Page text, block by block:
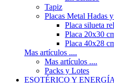
Tapiz
Placas Metal Hadas
Placa silueta
Placa 20x30
Placa 40x28
Mas artículos ....
Mas artículos ....
Packs y Lotes
ESOTÉRICO Y ENERGÍA